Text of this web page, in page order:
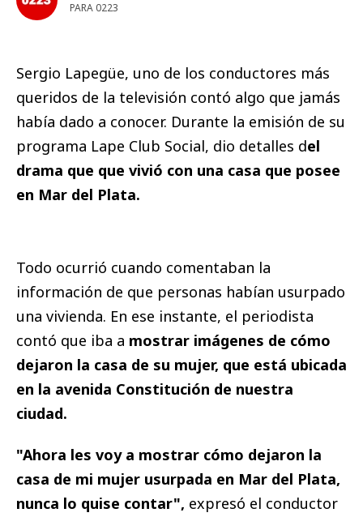
PARA 0223
Sergio Lapegüe, uno de los conductores más
queridos de la televisión contó algo que jamás
había dado a conocer. Durante la emisión de su
programa Lape Club Social, dio detalles del
drama que que vivió con una casa que posee
en Mar del Plata.
Todo ocurrió cuando comentaban la
información de que personas habían usurpado
una vivienda. En ese instante, el periodista
contó que iba a mostrar imágenes de cómo
dejaron la casa de su mujer, que está ubicada
en la avenida Constitución de nuestra
ciudad.
"Ahora les voy a mostrar cómo dejaron la
casa de mi mujer usurpada en Mar del Plata,
nunca lo quise contar", expresó el conductor